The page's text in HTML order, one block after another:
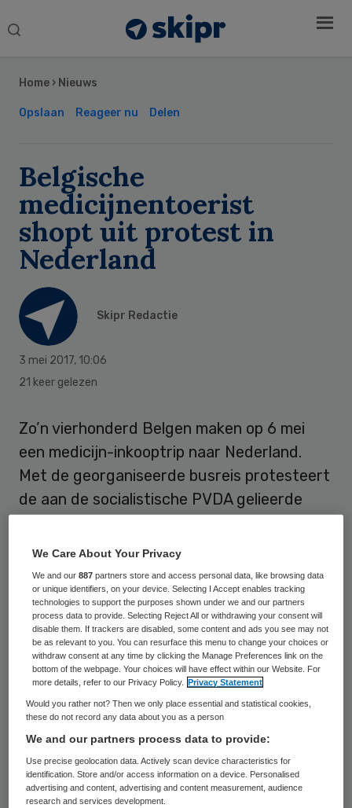
Search
Home › Nieuws
Opslaan Reageer nu Delen
Belgische
medicijnentoerist
shopt uit protest in
Nederland
Skipr Redactie
3 mei 2017, 10:06
21 keer gelezen
Zo’n vierhonderd Belgen maken op 6 mei
een medicijn-inkooptrip naar Nederland.
Met de georganiseerde busreis protesteert
de aan de socialistische PVDA gelieerde
tegen het farmaceutische inkoopbeleid van
de federale regering.
Tussen België en Nederland bestaan voor
dezelfde medicijnen grote prijsverschillen.
De maagzuurremmer Omeprazol gaat in
België bijvoorbeeld voor 53 euro voor een
verpakking van 98 caps over de toonbank
van de apotheker en in Nederland voor 9
becijfert Geneeskunde voor het
Volk. De patiënt moet in België 14 euro uit
eigen zak betalen en die in Nederland niets.
Sidebar
We Care About Your Privacy
We and our887 partners store and access personal data, like browsing data
or unique identifiers, on your device. Selecting I Accept enables tracking
technologies to support the purposes shown under we and our partners
process data to provide. Selecting Reject All or withdrawing your consent will
disable them. If trackers are disabled, some content and ads you see may not
be as relevant to you. You can resurface this menu to change your choices or
withdraw consent at any time by clicking the Manage Preferences link on the
bottom of the webpage. Your choices will have effect within our Website. For
more details, refer to our Privacy Policy.
Privacy Statement
Would you rather not? Then we only place essential and statistical cookies,
these do not record any data about you as a person
We and our partners process data to provide:
Use precise geolocation data. Actively scan device characteristics for
identification. Store and/or access information on a device. Personalised
advertising and content, advertising and content measurement, audience
research and services development.